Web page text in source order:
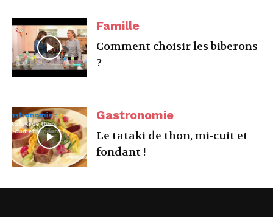
Famille
Comment choisir les biberons
?
Gastronomie
Le tataki de thon, mi-cuit et
fondant !